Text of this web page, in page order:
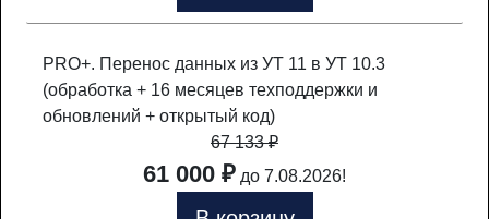
PRO+. Перенос данных из УТ 11 в УТ 10.3
(обработка + 16 месяцев техподдержки и
обновлений + открытый код)
67 133₽
61 000 ₽ до 7.08.2026!